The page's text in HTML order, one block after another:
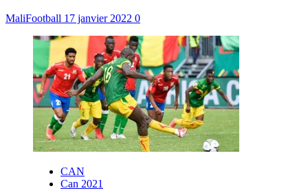
MaliFootball 17 janvier 2022 0
CAN
Can 2021